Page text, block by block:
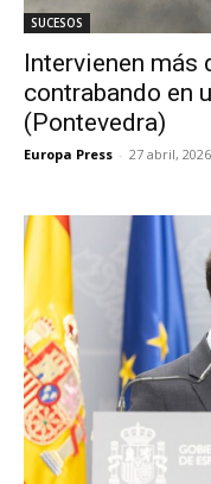
SUCESOS
Intervienen
contrabando en
(Pontevedra)
Europa Press - 27 abril, 2026